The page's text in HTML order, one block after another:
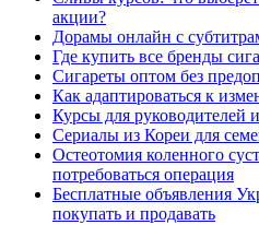
акции?
Дорамы онлайн с
Где купить все бренды
Сигареты оптом без
Как адаптироваться к
Курсы для руководителей
Сериалы из Кореи для
Остеотомия коленного
потребоваться операция
Бесплатные объявления
покупать и продавать